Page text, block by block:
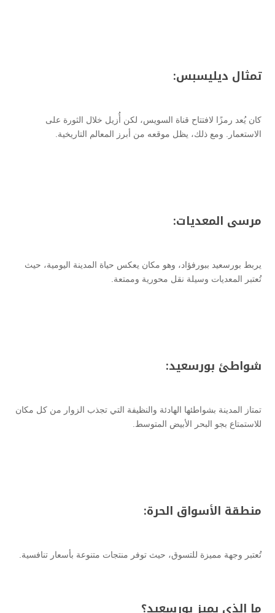
تمثال ديليسبس:
كان يُعد رمزًا لافتتاح قناة السويس، لكن أُزيل خلال الثورة على
الاستعمار. ومع ذلك، يظل موقعه من أبرز المعالم التاريخية.
مرسى المعديات:
يربط بورسعيد ببورفؤاد، وهو مكان يعكس حياة المدينة اليومية، حيث
تُعتبر المعديات وسيلة نقل محورية وممتعة.
شواطئ بورسعيد:
تمتاز المدينة بشواطئها الهادئة والنظيفة التي تجذب الزوار من كل مكان
للاستمتاع بجو البحر الأبيض المتوسط.
منطقة الأسواق الحرة:
تُعتبر وجهة مميزة للتسوق، حيث توفر منتجات متنوعة بأسعار تنافسية.
ما الذي يميز بورسعيد؟